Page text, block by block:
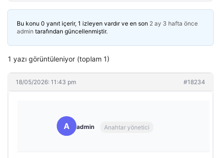
Bu konu 0 yanıt içerir, 1 izleyen vardır ve en son 2 ay 3 hafta önce
admin tarafından güncellenmiştir.
1 yazı görüntüleniyor (toplam 1)
18/05/2026: 11:43 pm #18234
A admin Anahtar yönetici